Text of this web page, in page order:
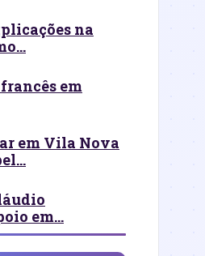
na
em
em Vila Nova
em...